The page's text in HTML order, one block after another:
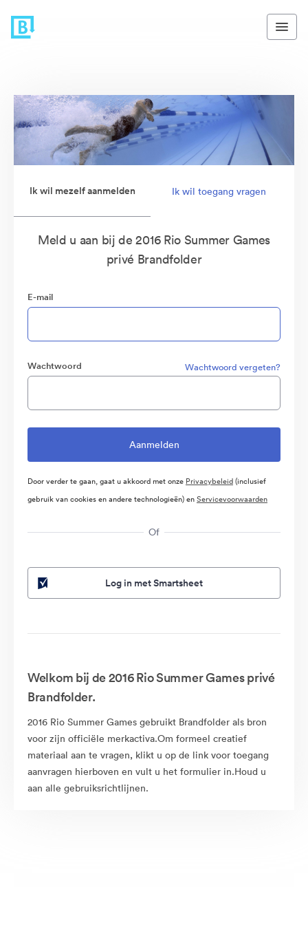
Ik wil mezelf aanmelden Ik wil toegang vragen
Meld u aan bij de 2016 Rio Summer Games
privé Brandfolder
E-mail
Wachtwoord Wachtwoord vergeten?
Door verder te gaan, gaat u akkoord met onze Privacybeleid(inclusief
gebruik van cookies en andere technologieën) enServicevoorwaarden
Of
Log in met Smartsheet
Welkom bij de 2016 Rio Summer Games privé
Brandfolder.
2016 Rio Summer Games gebruikt Brandfolder als bron
voor zijn officiële merkactiva.Om formeel creatief
materiaal aan te vragen, klikt u op de link voor toegang
aanvragen hierboven en vult u het formulier in.Houd u
aan alle gebruiksrichtlijnen.